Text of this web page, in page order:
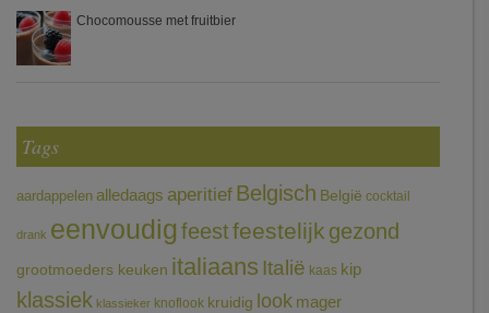
Chocomousse met fruitbier
Tags
aardappelen alledaags aperitief Belgisch België cocktail
drank eenvoudigfeestfeestelijk gezond
grootmoeders keuken italiaans Italië kaas kip
klassiek klassieker knoflook kruidig look mager